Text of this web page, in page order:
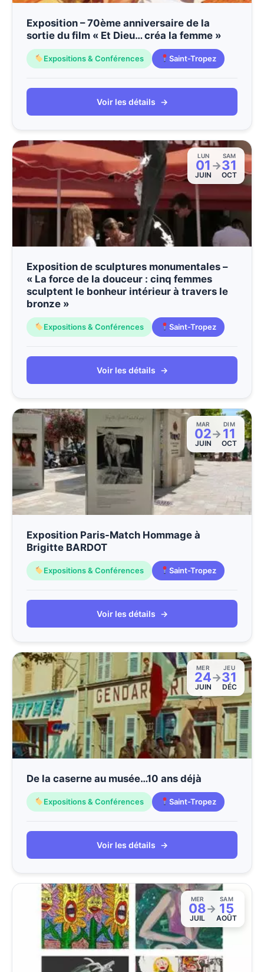
Exposition – 70ème anniversaire de la
sortie du film « Et Dieu… créa la femme »
Expositions & Conférences Saint-Tropez
Voir les détails →
LUN
01
JUIN
→
SAM
31
OCT
Exposition de sculptures monumentales –
« La force de la douceur : cinq femmes
sculptent le bonheur intérieur à travers le
bronze »
Expositions & Conférences Saint-Tropez
Voir les détails →
MAR
02
JUIN
→
DIM
11
OCT
Exposition Paris-Match Hommage à
Brigitte BARDOT
Expositions & Conférences Saint-Tropez
Voir les détails →
MER
24
JUIN
→
JEU
31
DÉC
De la caserne au musée…10 ans déjà
Expositions & Conférences Saint-Tropez
Voir les détails →
MER
08
JUIL
→
SAM
15
AOÛT